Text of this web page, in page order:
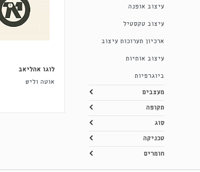
עיצוב אופנה
עיצוב טקסטיל
ארכיון תערוכות עיצוב
עיצוב אותיות
ביוגרפיות
מעצבים
תקופה
סוג
טכניקה
חומרים
לוגו אהליאב
אוטה וליש